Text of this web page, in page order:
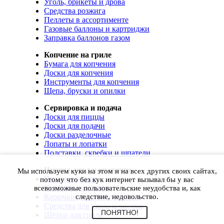
Уголь, брикеты и дрова
Средства розжига
Пеллеты в ассортименте
Газовые баллоны и картриджи
Заправка баллонов газом
Копчение на гриле
Бумага для копчения
Доски для копчения
Инструменты для копчения
Щепа, бруски и опилки
Сервировка и подача
Доски для пиццы
Доски для подачи
Доски разделочные
Лопаты и лопатки
Подставки, скребки и шпатели
Чистка, уход и хранение
Чехлы и сумки
Коврики для гриля
Корючки для инструментов
Средства для ухода и чистки
Щетки для гриля
Мы используем куки на этом и на всех других своих сайтах,
потому что без кук интернет вызывал бы у вас
всевозможные пользовательские неудобства и, как
следствие, недовольство.
ПОНЯТНО!